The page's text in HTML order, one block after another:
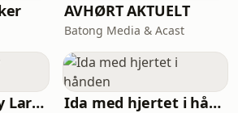
AVHØRT AKTUELT
Batong Media & Acast
HENLAGT – Andy Larsgaard Ida med hjertet i hånden